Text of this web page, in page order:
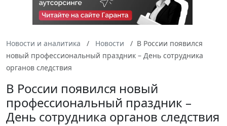
Новости и аналитика Новости
В России появился
новый профессиональный праздник – День сотрудника
органов следствия
В России появился новый
профессиональный праздник –
День сотрудника органов следствия